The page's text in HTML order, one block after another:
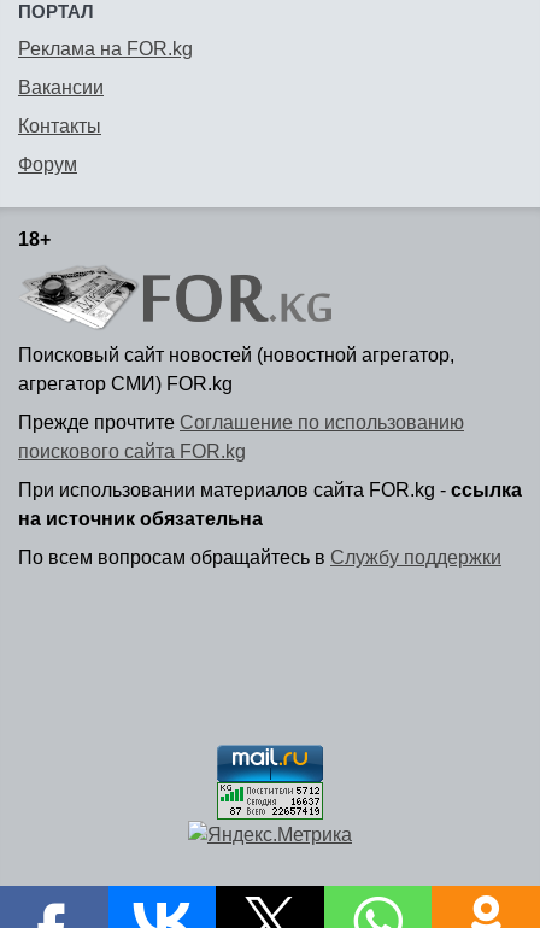
ПОРТАЛ
Реклама на FOR.kg
Вакансии
Контакты
Форум
18+
Поисковый сайт новостей (новостной агрегатор,
агрегатор СМИ) FOR.kg
Прежде прочтите Соглашение по использованию
поискового сайта FOR.kg
При использовании материалов сайта FOR.kg - ссылка
на источник обязательна
По всем вопросам обращайтесь в Службу поддержки